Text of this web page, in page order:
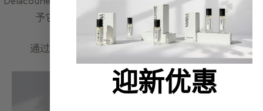
予它们全新、独特而出人意料的个性。
通过我们的 香氛探索礼盒 探索香水世界。
迎新优惠